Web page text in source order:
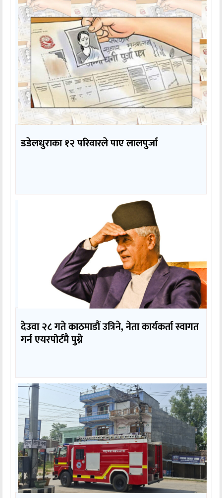
डडेलधुराका १२ परिवारले पाए लालपुर्जा
देउवा २८ गते काठमाडौं उत्रिने, नेता कार्यकर्ता स्वागत
गर्न एयरपोर्टमै पुग्ने